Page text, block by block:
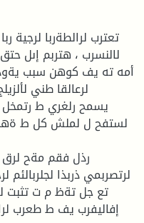
تعترب لرالطةربا لرجية
لالنسرب ، هتربم إىل
أمه ته يف كوهن سبب
لرعالقا طني
يسمح رلغري ط
لستفح ل لملش كل ط ةهم
رذل فقم مةح
لرتصربمي ذربذا
تع جل تةظ م ت تثبت
إفاليفرب يف ط طعرب